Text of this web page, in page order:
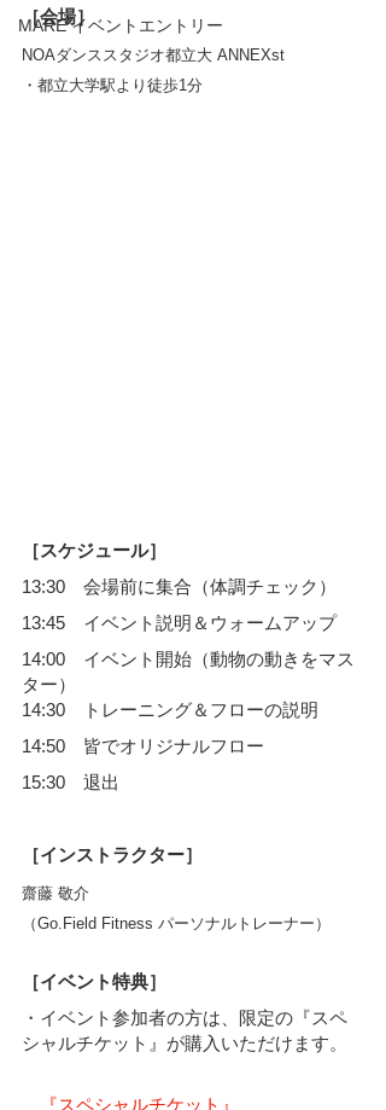
MARE イベントエントリー
［会場］
NOAダンススタジオ都立大 ANNEXst
・都立大学駅より徒歩1分
［スケジュール］
13:30　会場前に集合（体調チェック）
13:45　イベント説明＆ウォームアップ
14:00　イベント開始（動物の動きをマス
ター）
14:30　トレーニング＆フローの説明
14:50　皆でオリジナルフロー
15:30　退出
［インストラクター］
齋藤 敬介
（Go.Field Fitness パーソナルトレーナー）
［イベント特典］
・イベント参加者の方は、限定の『スペ
シャルチケット』が購入いただけます。
『スペシャルチケット』